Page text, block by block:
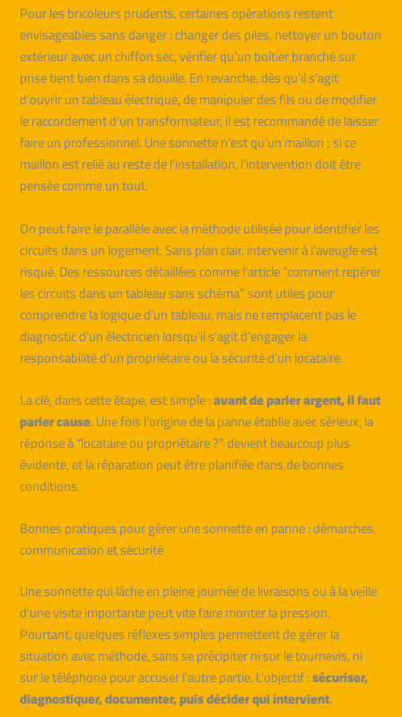
Pour les bricoleurs prudents, certaines opérations restent
envisageables sans danger : changer des piles, nettoyer un bouton
extérieur avec un chiffon sec, vérifier qu’un boîtier branché sur
prise tient bien dans sa douille. En revanche, dès qu’il s’agit
d’ouvrir un tableau électrique, de manipuler des fils ou de modifier
le raccordement d’un transformateur, il est recommandé de laisser
faire un professionnel. Une sonnette n’est qu’un maillon ; si ce
maillon est relié au reste de l’installation, l’intervention doit être
pensée comme un tout.
On peut faire le parallèle avec la méthode utilisée pour identifier les
circuits dans un logement. Sans plan clair, intervenir à l’aveugle est
risqué. Des ressources détaillées comme l’article “comment repérer
les circuits dans un tableau sans schéma” sont utiles pour
comprendre la logique d’un tableau, mais ne remplacent pas le
diagnostic d’un électricien lorsqu’il s’agit d’engager la
responsabilité d’un propriétaire ou la sécurité d’un locataire.
La clé, dans cette étape, est simple :avant de parler argent, il faut
parler cause. Une fois l’origine de la panne établie avec sérieux, la
réponse à “locataire ou propriétaire ?” devient beaucoup plus
évidente, et la réparation peut être planifiée dans de bonnes
conditions.
Bonnes pratiques pour gérer une sonnette en panne : démarches,
communication et sécurité
Une sonnette qui lâche en pleine journée de livraisons ou à la veille
d’une visite importante peut vite faire monter la pression.
Pourtant, quelques réflexes simples permettent de gérer la
situation avec méthode, sans se précipiter ni sur le tournevis, ni
sur le téléphone pour accuser l’autre partie. L’objectif :sécuriser,
diagnostiquer, documenter, puis décider qui intervient.